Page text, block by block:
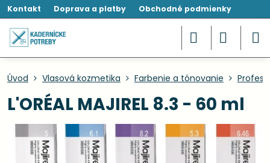
Kontakt Doprava a platby Obchodné podmienky
Úvod Vlasová kozmetika Farbenie a tónovanie
L'ORÉAL MAJIREL 8.3 - 60 ml